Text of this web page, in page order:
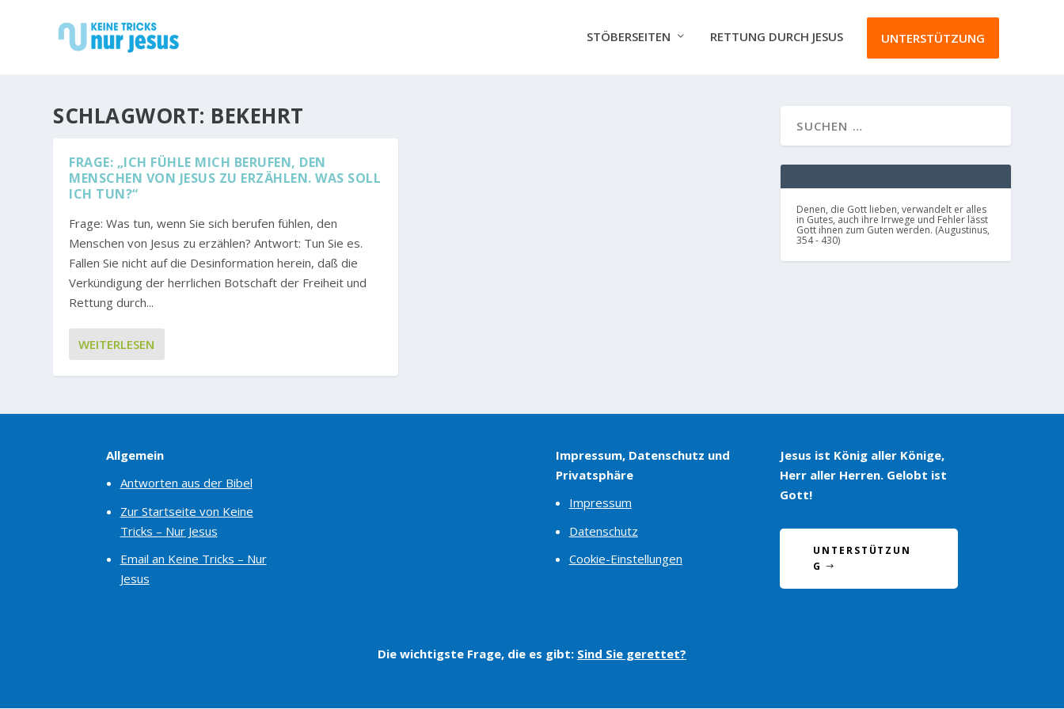
STÖBERSEITEN RETTUNG DURCH JESUS UNTERSTÜTZUNG
SCHLAGWORT: BEKEHRT
FRAGE: „ICH FÜHLE MICH BERUFEN, DEN
MENSCHEN VON JESUS ZU ERZÄHLEN. WAS SOLL
ICH TUN?“
Frage: Was tun, wenn Sie sich berufen fühlen, den
Menschen von Jesus zu erzählen? Antwort: Tun Sie es.
Fallen Sie nicht auf die Desinformation herein, daß die
Verkündigung der herrlichen Botschaft der Freiheit und
Rettung durch...
WEITERLESEN
Denen, die Gott lieben, verwandelt er alles
in Gutes, auch ihre Irrwege und Fehler lässt
Gott ihnen zum Guten werden. (Augustinus,
354 - 430)
Allgemein
Antworten aus der Bibel
Zur Startseite von Keine
Tricks – Nur Jesus
Email an Keine Tricks – Nur
Jesus
Impressum, Datenschutz und
Privatsphäre
Impressum
Datenschutz
Cookie-Einstellungen
Jesus ist König aller Könige,
Herr aller Herren. Gelobt ist
Gott!
UNTERSTÜTZUN
G
Die wichtigste Frage, die es gibt: Sind Sie gerettet?